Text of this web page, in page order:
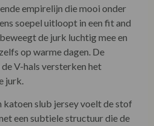
empirelijn die mooi onder
soepel uitloopt in een fit and
de jurk luchtig mee en
op warme dagen. De
V-hals versterken het
jurk.
slub jersey voelt de stof
een subtiele structuur die de